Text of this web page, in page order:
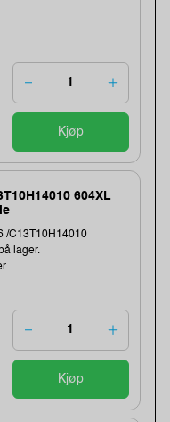
Kjøp
604XL
/C13T10H14010
lager.
Kjøp